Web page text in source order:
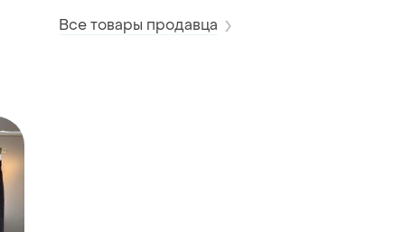
Все товары продавца